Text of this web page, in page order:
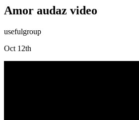
Amor audaz video
usefulgroup
Oct 12th